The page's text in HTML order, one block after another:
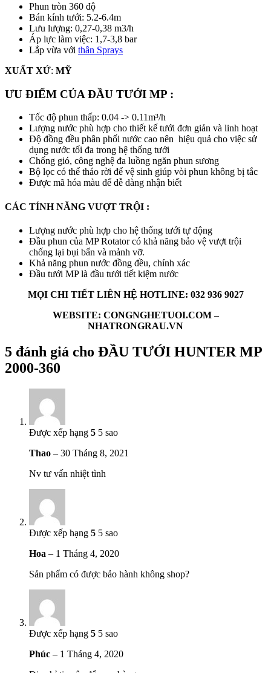
Phun tròn 360 độ
Bán kính tưới: 5.2-6.4m
Lưu lượng: 0,27-0,38 m3/h
Áp lực làm việc: 1,7-3,8 bar
Lắp vừa với thân Sprays
XUẤT XỨ: MỸ
ƯU ĐIỂM CỦA ĐẦU TƯỚI MP :
Tốc độ phun thấp: 0.04 -> 0.11m³/h
Lượng nước phù hợp cho thiết kế tưới đơn giản và linh hoạt
Độ đồng đều phân phối nước cao nên hiệu quả cho việc sử
dụng nước tối đa trong hệ thống tưới
Chống gió, công nghệ đa luồng ngăn phun sương
Bộ lọc có thể tháo rời để vệ sinh giúp vòi phun không bị tắc
Được mã hóa màu để dễ dàng nhận biết
CÁC TÍNH NĂNG VƯỢT TRỘI :
Lượng nước phù hợp cho hệ thống tưới tự động
Đầu phun của MP Rotator có khả năng bảo vệ vượt trội
chống lại bụi bẩn và mảnh vỡ.
Khả năng phun nước đồng đều, chính xác
Đầu tưới MP là đầu tưới tiết kiệm nước
MỌI CHI TIẾT LIÊN HỆ HOTLINE: 032 936 9027
WEBSITE: CONGNGHETUOI.COM –
NHATRONGRAU.VN
5 đánh giá cho ĐẦU TƯỚI HUNTER MP
2000-360
Được xếp hạng 5 5 sao
Thao – 30 Tháng 8, 2021
Nv tư vấn nhiệt tình
Được xếp hạng 5 5 sao
Hoa – 1 Tháng 4, 2020
Sản phẩm có được bảo hành không shop?
Được xếp hạng 5 5 sao
Phúc – 1 Tháng 4, 2020